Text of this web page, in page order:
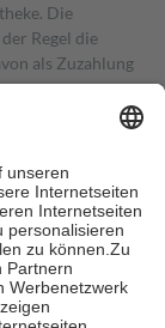
Die
Regel die
als Zuzahlung
von zehn
die tatsächlichen
Apotheken.
die
je
Gesundheit zu